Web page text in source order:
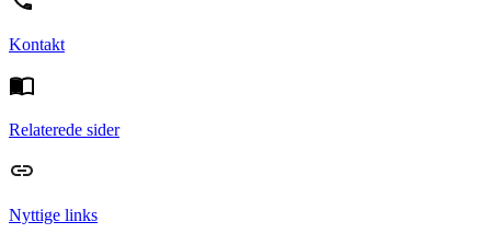
Kontakt
Relaterede sider
Nyttige links